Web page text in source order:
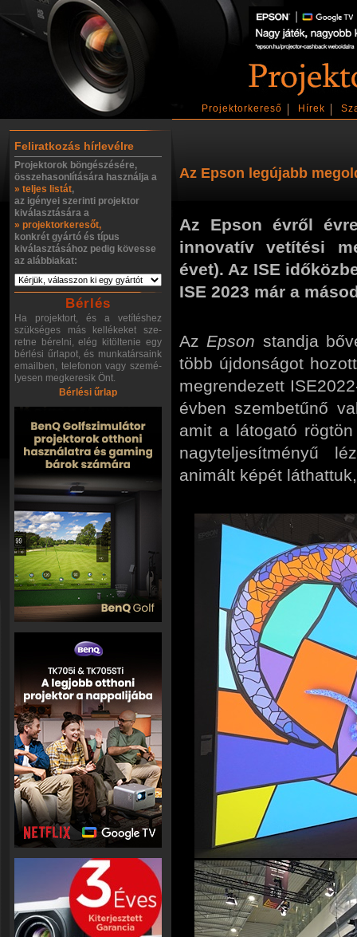
Projektorkereső Hírek
Feliratkozás hírlevélre
Projektorok böngészésére,
összehasonlítására használja a
» teljes listát,
az igényei szerinti projektor
kiválasztására a
» projektorkeresőt,
konkrét gyártó és típus
kiválasztásához pedig kövesse
az alábbiakat:
Bérlés
Ha projektort, és a vetítéshez
szükséges más kellékeket sze-
retne bérelni, elég kitöltenie egy
bérlési űrlapot, és munkatársaink
emailben, telefonon vagy szemé-
lyesen megkeresik Önt.
Bérlési űrlap
Az Epson legújabb
Az Epson évről
innovatív vetítési
évet). Az ISE
ISE 2023 már a
Az Epson standja
több újdonságot
megrendezett
évben szembetűnő
amit a látogató
nagyteljesítményű
animált képét